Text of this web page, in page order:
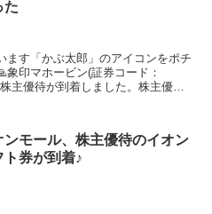
た
す「かぶ太郎」のアイコンをポチ
印マホービン(証券コード：
主優待が到着しました。株主優待
ンモール、株主優待のイオン
ト券が到着♪